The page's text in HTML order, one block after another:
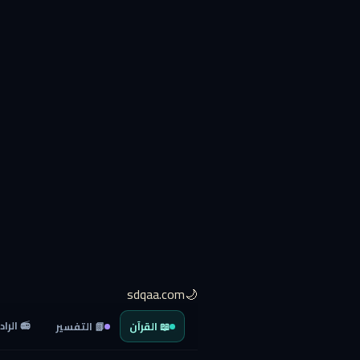
🌙sdqaa.com
📖 القرآن 📗 التفسير 📻